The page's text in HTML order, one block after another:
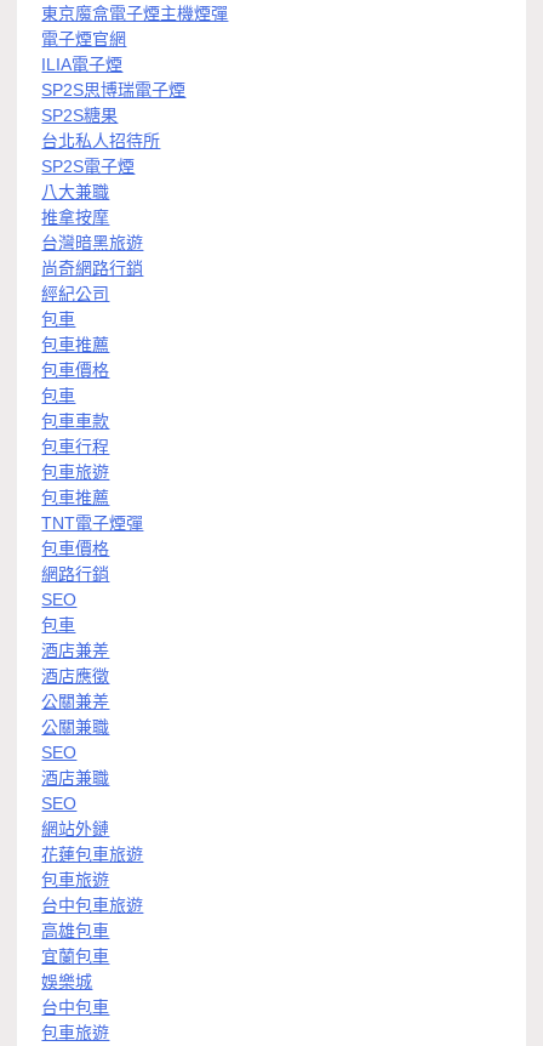
東京魔盒電子煙主機煙彈
電子煙官網
ILIA電子煙
SP2S思博瑞電子煙
SP2S糖果
台北私人招待所
SP2S電子煙
八大兼職
推拿按摩
台灣暗黑旅遊
尚奇網路行銷
經紀公司
包車
包車推薦
包車價格
包車
包車車款
包車行程
包車旅遊
包車推薦
TNT電子煙彈
包車價格
網路行銷
SEO
包車
酒店兼差
酒店應徵
公關兼差
公關兼職
SEO
酒店兼職
SEO
網站外鏈
花蓮包車旅遊
包車旅遊
台中包車旅遊
高雄包車
宜蘭包車
娛樂城
台中包車
包車旅遊